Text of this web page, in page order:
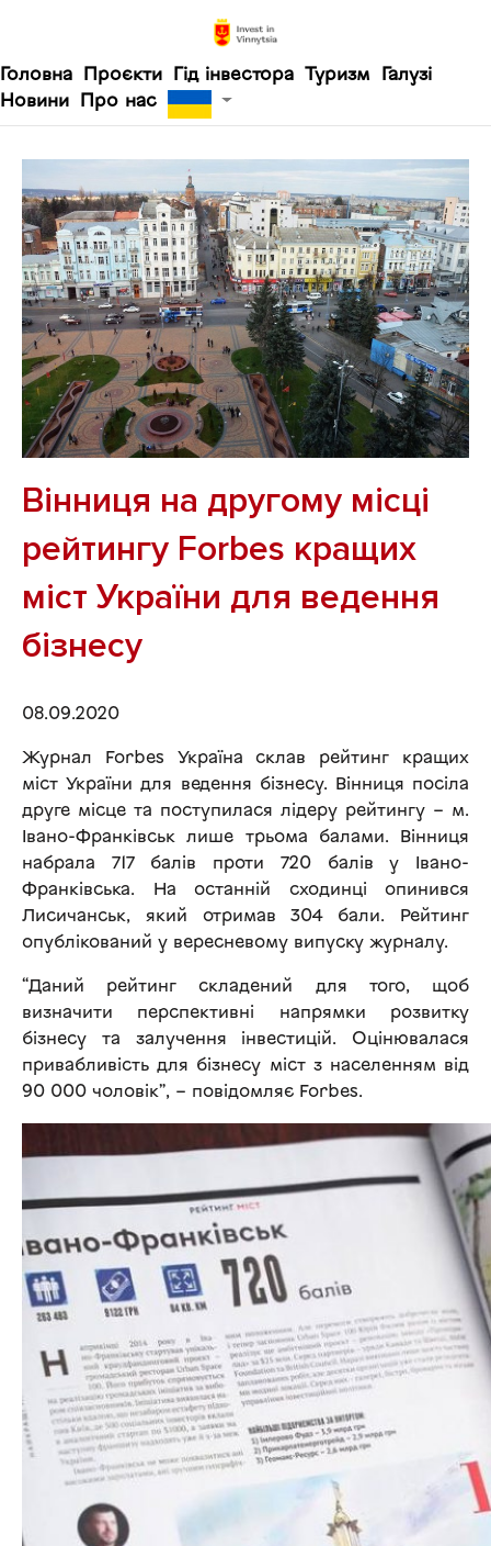
Головна Проєкти Гід інвестора Туризм
Галузі
Новини
Про нас
Вінниця на другому місці
рейтингу Forbes кращих
міст України для ведення
бізнесу
08.09.2020
Журнал Forbes Україна склав рейтинг кращих
міст України для ведення бізнесу. Вінниця посіла
друге місце та поступилася лідеру рейтингу – м.
Івано-Франківськ лише трьома балами. Вінниця
набрала 717 балів проти 720 балів у Івано-
Франківська. На останній сходинці опинився
Лисичанськ, який отримав 304 бали. Рейтинг
опублікований у вересневому випуску журналу.
“Даний рейтинг складений для того, щоб
визначити перспективні напрямки розвитку
бізнесу та залучення інвестицій. Оцінювалася
привабливість для бізнесу міст з населенням від
90 000 чоловік”, – повідомляє Forbes.